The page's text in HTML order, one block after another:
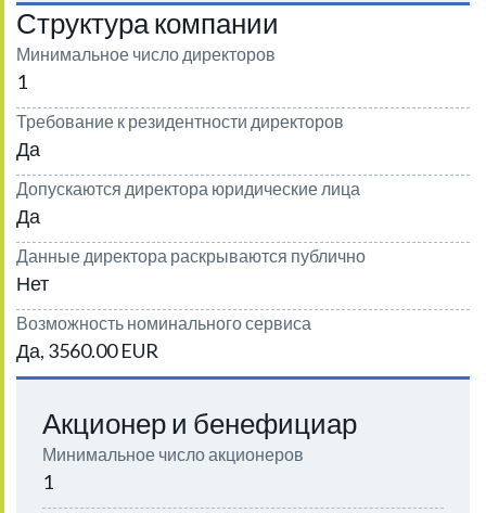
Структура компании
Минимальное число директоров
1
Требование к резидентности директоров
Да
Допускаются директора юридические лица
Да
Данные директора раскрываются публично
Нет
Возможность номинального сервиса
Да, 3560.00 EUR
Акционер и бенефициар
Минимальное число акционеров
1